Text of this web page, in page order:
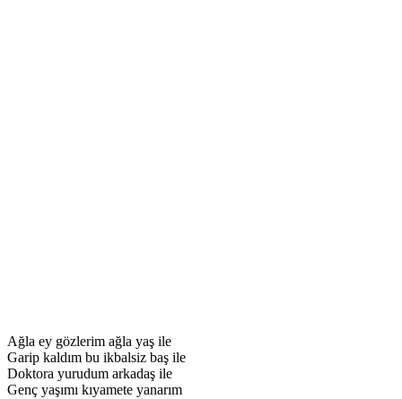
Ağla ey gözlerim ağla yaş ile
Garip kaldım bu ikbalsiz baş ile
Doktora yurudum arkadaş ile
Genç yaşımı kıyamete yanarım